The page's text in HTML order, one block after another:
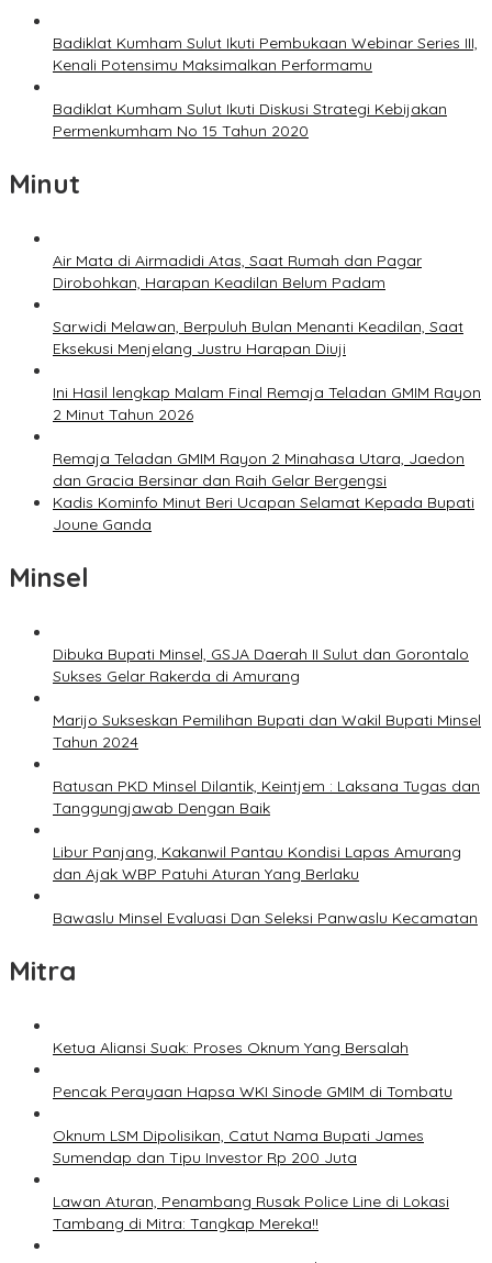
Badiklat Kumham Sulut Ikuti Pembukaan Webinar Series III,
Kenali Potensimu Maksimalkan Performamu
Badiklat Kumham Sulut Ikuti Diskusi Strategi Kebijakan
Permenkumham No 15 Tahun 2020
Minut
Air Mata di Airmadidi Atas, Saat Rumah dan Pagar
Dirobohkan, Harapan Keadilan Belum Padam
Sarwidi Melawan, Berpuluh Bulan Menanti Keadilan, Saat
Eksekusi Menjelang Justru Harapan Diuji
Ini Hasil lengkap Malam Final Remaja Teladan GMIM Rayon
2 Minut Tahun 2026
Remaja Teladan GMIM Rayon 2 Minahasa Utara, Jaedon
dan Gracia Bersinar dan Raih Gelar Bergengsi
Kadis Kominfo Minut Beri Ucapan Selamat Kepada Bupati
Joune Ganda
Minsel
Dibuka Bupati Minsel, GSJA Daerah II Sulut dan Gorontalo
Sukses Gelar Rakerda di Amurang
Marijo Sukseskan Pemilihan Bupati dan Wakil Bupati Minsel
Tahun 2024
Ratusan PKD Minsel Dilantik, Keintjem : Laksana Tugas dan
Tanggungjawab Dengan Baik
Libur Panjang, Kakanwil Pantau Kondisi Lapas Amurang
dan Ajak WBP Patuhi Aturan Yang Berlaku
Bawaslu Minsel Evaluasi Dan Seleksi Panwaslu Kecamatan
Mitra
Ketua Aliansi Suak: Proses Oknum Yang Bersalah
Pencak Perayaan Hapsa WKI Sinode GMIM di Tombatu
Oknum LSM Dipolisikan, Catut Nama Bupati James
Sumendap dan Tipu Investor Rp 200 Juta
Lawan Aturan, Penambang Rusak Police Line di Lokasi
Tambang di Mitra: Tangkap Mereka!!